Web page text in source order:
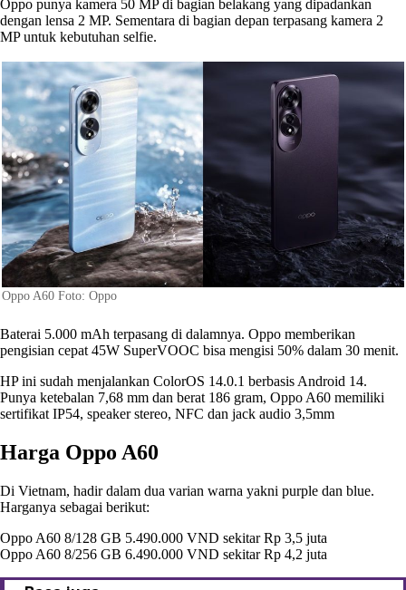
Oppo punya kamera 50 MP di bagian belakang yang dipadankan
dengan lensa 2 MP. Sementara di bagian depan terpasang kamera 2
MP untuk kebutuhan selfie.
Oppo A60 Foto: Oppo
Baterai 5.000 mAh terpasang di dalamnya. Oppo memberikan
pengisian cepat 45W SuperVOOC bisa mengisi 50% dalam 30 menit.
HP ini sudah menjalankan ColorOS 14.0.1 berbasis Android 14.
Punya ketebalan 7,68 mm dan berat 186 gram, Oppo A60 memiliki
sertifikat IP54, speaker stereo, NFC dan jack audio 3,5mm
Harga Oppo A60
Di Vietnam, hadir dalam dua varian warna yakni purple dan blue.
Harganya sebagai berikut:
Oppo A60 8/128 GB 5.490.000 VND sekitar Rp 3,5 juta
Oppo A60 8/256 GB 6.490.000 VND sekitar Rp 4,2 juta